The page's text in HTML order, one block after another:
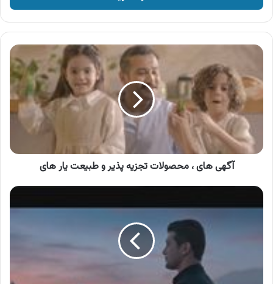
وارد
کنید
آگهی
محصولات
تجزیه
پذیر
طبیعت
یار
آگهی های ، محصولات تجزیه پذیر و طبیعت یار های
آگهی
کاریزما